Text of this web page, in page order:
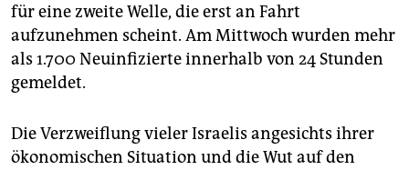
für eine zweite Welle, die erst an Fahrt
aufzunehmen scheint. Am Mittwoch wurden mehr
als 1.700 Neuinfizierte innerhalb von 24 Stunden
gemeldet.
Die Verzweiflung vieler Israelis angesichts ihrer
ökonomischen Situation und die Wut auf den